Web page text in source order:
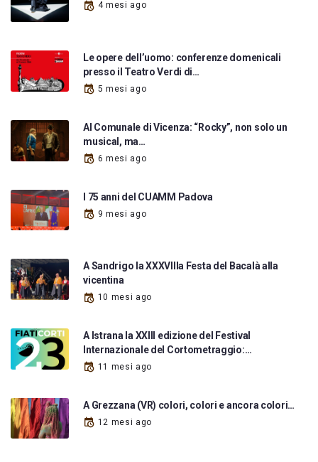
4 mesi ago
Le opere dell’uomo: conferenze domenicali
presso il Teatro Verdi di…
5 mesi ago
Al Comunale di Vicenza: “Rocky”, non solo un
musical, ma…
6 mesi ago
I 75 anni del CUAMM Padova
9 mesi ago
A Sandrigo la XXXVIIIa Festa del Bacalà alla
vicentina
10 mesi ago
A Istrana la XXIII edizione del Festival
Internazionale del Cortometraggio:…
11 mesi ago
A Grezzana (VR) colori, colori e ancora colori…
12 mesi ago